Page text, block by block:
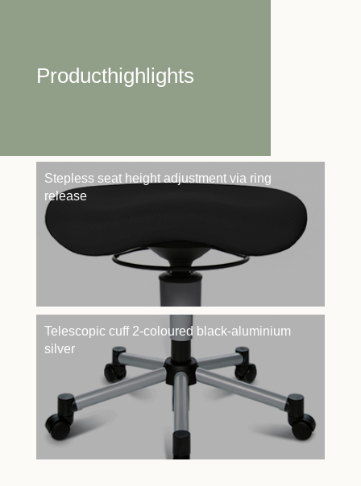
Producthighlights
Stepless seat height adjustment via ring
release
Telescopic cuff 2-coloured black-aluminium
silver